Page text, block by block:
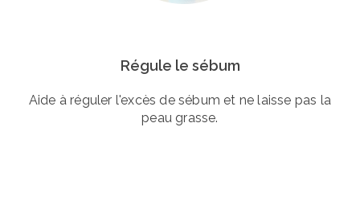
Régule le sébum
Aide à réguler l'excès de sébum et ne laisse pas la
peau grasse.